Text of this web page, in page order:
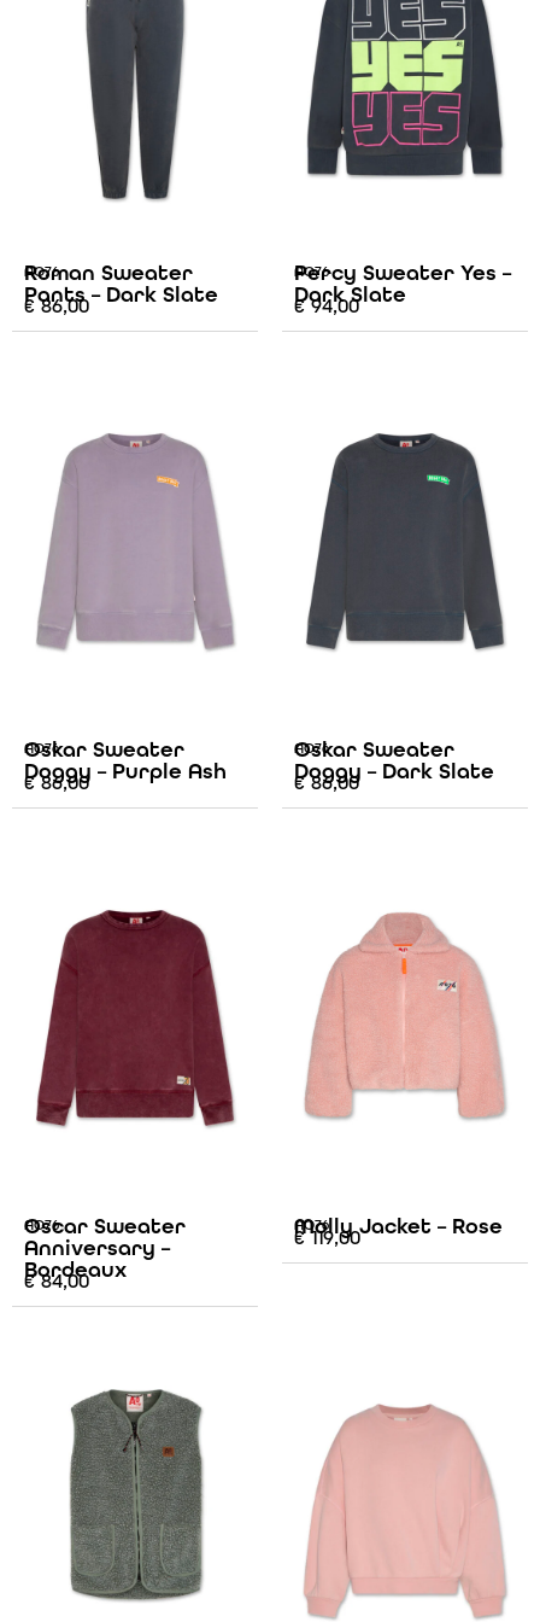
AO76
Roman Sweater
Pants – Dark Slate
€86,00
AO76
Percy Sweater Yes –
Dark Slate
€94,00
AO76
Oskar Sweater
Doggy – Purple Ash
€86,00
AO76
Oskar Sweater
Doggy – Dark Slate
€86,00
AO76
Oscar Sweater
Anniversary –
Bordeaux
€84,00
AO76
Molly Jacket – Rose
€119,00